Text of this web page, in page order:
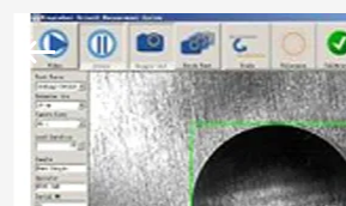
বাড়ি
HUATEC
GROUP
CORPORATION.
Rights
Reserved.